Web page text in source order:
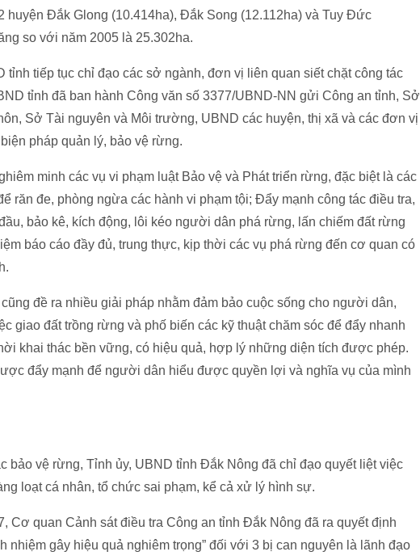
huyện Đắk Glong (10.414ha), Đắk Song (12.112ha) và Tuy Đức
so với năm 2005 là 25.302ha.
tỉnh tiếp tục chỉ đạo các sở ngành, đơn vị liên quan siết chặt công tác
tỉnh đã ban hành Công văn số 3377/UBND-NN gửi Công an tỉnh, Sở
Sở Tài nguyên và Môi trường, UBND các huyện, thị xã và các đơn vị
pháp quản lý, bảo vệ rừng.
minh các vụ vi phạm luật Bảo vệ và Phát triển rừng, đặc biệt là các
răn đe, phòng ngừa các hành vi phạm tội; Đẩy mạnh công tác điều tra,
bảo kê, kích động, lôi kéo người dân phá rừng, lấn chiếm đất rừng
báo cáo đầy đủ, trung thực, kịp thời các vụ phá rừng đến cơ quan có
đề ra nhiều giải pháp nhằm đảm bảo cuộc sống cho người dân,
giao đất trồng rừng và phố biến các kỹ thuật chăm sóc để đẩy nhanh
khai thác bền vững, có hiệu quả, hợp lý những diện tích được phép.
đẩy mạnh để người dân hiểu được quyền lợi và nghĩa vụ của mình
bảo vệ rừng, Tỉnh ủy, UBND tỉnh Đắk Nông đã chỉ đạo quyết liệt việc
loạt cá nhân, tổ chức sai phạm, kể cả xử lý hình sự.
Cơ quan Cảnh sát điều tra Công an tỉnh Đắk Nông đã ra quyết định
nhiệm gây hiệu quả nghiêm trọng” đối với 3 bị can nguyên là lãnh đạo